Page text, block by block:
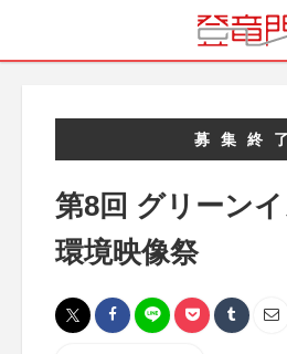
募集終
第8回 グリーン
環境映像祭